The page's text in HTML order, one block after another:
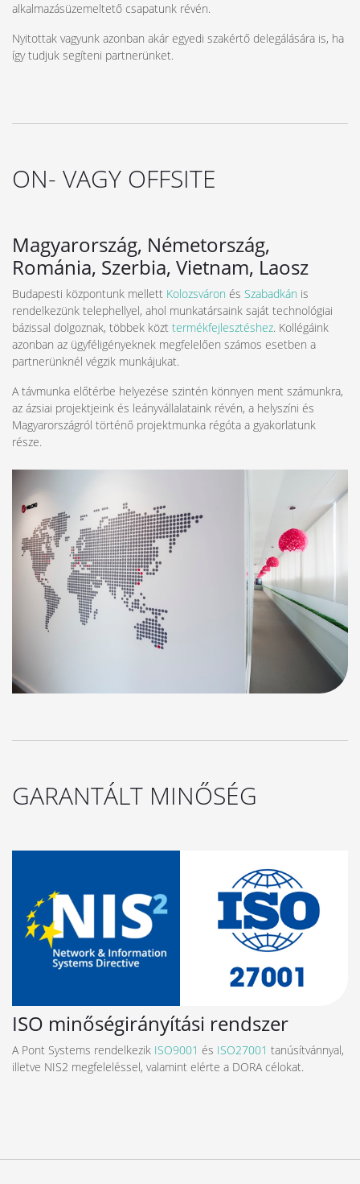
alkalmazásüzemeltető csapatunk révén.
Nyitottak vagyunk azonban akár egyedi szakértő delegálására is, ha
így tudjuk segíteni partnerünket.
ON- VAGY OFFSITE
Magyarország, Németország,
Románia, Szerbia, Vietnam, Laosz
Budapesti központunk mellett Kolozsváron és Szabadkán is
rendelkezünk telephellyel, ahol munkatársaink saját technológiai
bázissal dolgoznak, többek közt termékfejlesztéshez. Kollégáink
azonban az ügyféligényeknek megfelelően számos esetben a
partnerünknél végzik munkájukat.
A távmunka előtérbe helyezése szintén könnyen ment számunkra,
az ázsiai projektjeink és leányvállalataink révén, a helyszíni és
Magyarországról történő projektmunka régóta a gyakorlatunk
része.
GARANTÁLT MINŐSÉG
ISO minőségirányítási rendszer
A Pont Systems rendelkezik ISO9001 és ISO27001 tanúsítvánnyal,
illetve NIS2 megfeleléssel, valamint elérte a DORA célokat.